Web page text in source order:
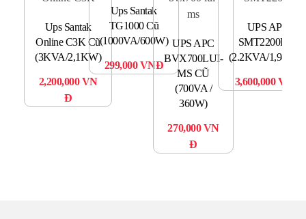
Ups Santak
Online C3K Cũ
(3KVA/2,1KW)
2,200,000VN
Đ
Ups Santak
TG1000 Cũ
(1000VA/600W)
299,000VNĐ
UPS APC
BVX700LUI-
MS CŨ
(700VA /
360W)
270,000VN
Đ
UPS APC
SMT2200I Cũ
(2.2KVA/
3,600,000VNĐ